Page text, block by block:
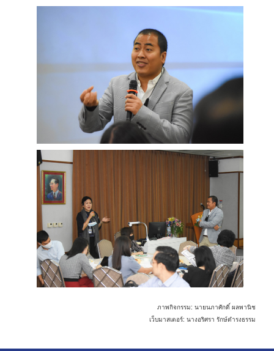
ภาพกิจกรรม: นายนภาศักดิ์ ผลพานิช
เว็บมาสเตอร์: นางอริศรา รักษ์ดำรงธรรม